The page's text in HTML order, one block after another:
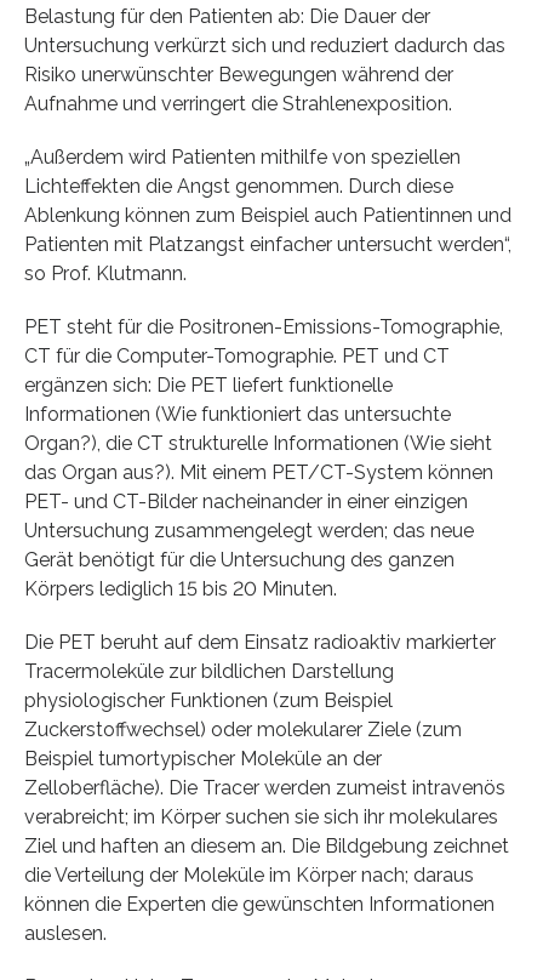
Belastung für den Patienten ab: Die Dauer der
Untersuchung verkürzt sich und reduziert dadurch das
Risiko unerwünschter Bewegungen während der
Aufnahme und verringert die Strahlenexposition.
„Außerdem wird Patienten mithilfe von speziellen
Lichteffekten die Angst genommen. Durch diese
Ablenkung können zum Beispiel auch Patientinnen und
Patienten mit Platzangst einfacher untersucht werden“,
so Prof. Klutmann.
PET steht für die Positronen-Emissions-Tomographie,
CT für die Computer-Tomographie. PET und CT
ergänzen sich: Die PET liefert funktionelle
Informationen (Wie funktioniert das untersuchte
Organ?), die CT strukturelle Informationen (Wie sieht
das Organ aus?). Mit einem PET/CT-System können
PET- und CT-Bilder nacheinander in einer einzigen
Untersuchung zusammengelegt werden; das neue
Gerät benötigt für die Untersuchung des ganzen
Körpers lediglich 15 bis 20 Minuten.
Die PET beruht auf dem Einsatz radioaktiv markierter
Tracermoleküle zur bildlichen Darstellung
physiologischer Funktionen (zum Beispiel
Zuckerstoffwechsel) oder molekularer Ziele (zum
Beispiel tumortypischer Moleküle an der
Zelloberfläche). Die Tracer werden zumeist intravenös
verabreicht; im Körper suchen sie sich ihr molekulares
Ziel und haften an diesem an. Die Bildgebung zeichnet
die Verteilung der Moleküle im Körper nach; daraus
können die Experten die gewünschten Informationen
auslesen.